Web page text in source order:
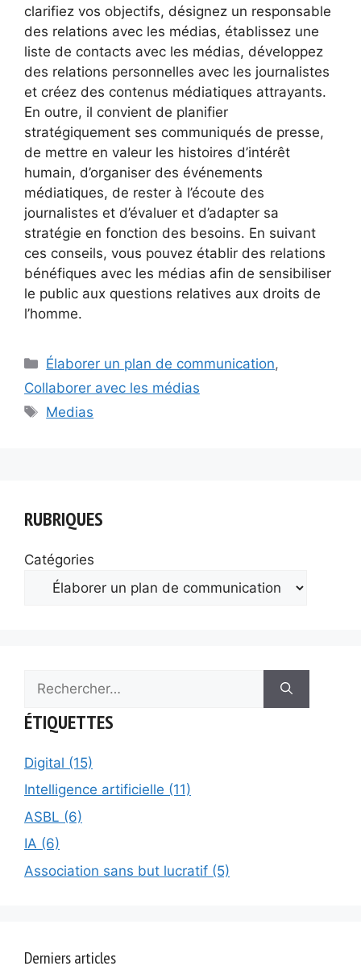
clarifiez vos objectifs, désignez un responsable
des relations avec les médias, établissez une
liste de contacts avec les médias, développez
des relations personnelles avec les journalistes
et créez des contenus médiatiques attrayants.
En outre, il convient de planifier
stratégiquement ses communiqués de presse,
de mettre en valeur les histoires d’intérêt
humain, d’organiser des événements
médiatiques, de rester à l’écoute des
journalistes et d’évaluer et d’adapter sa
stratégie en fonction des besoins. En suivant
ces conseils, vous pouvez établir des relations
bénéfiques avec les médias afin de sensibiliser
le public aux questions relatives aux droits de
l’homme.
Catégories
Élaborer un plan de communication,
Collaborer avec les médias
Étiquettes
Medias
RUBRIQUES
Catégories
ÉTIQUETTES
Digital (15)
Intelligence artificielle (11)
ASBL (6)
IA (6)
Association sans but lucratif (5)
Derniers articles